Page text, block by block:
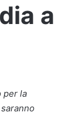
a
per la